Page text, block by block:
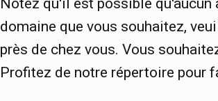
Notez qu'il est possible
domaine que vous souhaitez,
près de chez vous. Vous
Profitez de notre répertoire pour